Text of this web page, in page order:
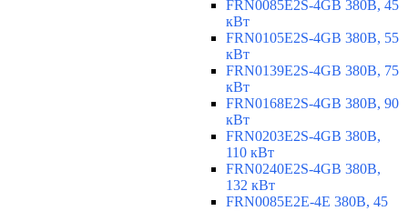
FRN0085E2S-4GB 380В, 45
кВт
FRN0105E2S-4GB 380В, 55
кВт
FRN0139E2S-4GB 380В, 75
кВт
FRN0168E2S-4GB 380В, 90
кВт
FRN0203E2S-4GB 380В,
110 кВт
FRN0240E2S-4GB 380В,
132 кВт
FRN0085E2E-4E 380В, 45